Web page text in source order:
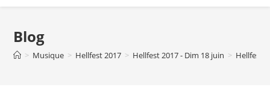
Blog
> Musique > Hellfest 2017 > Hellfest 2017 - Dim 18 juin > Hellfest